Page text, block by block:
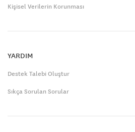
Kişisel Verilerin Korunması
YARDIM
Destek Talebi Oluştur
Sıkça Sorulan Sorular